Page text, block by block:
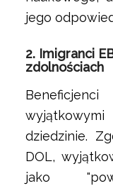
jego
2. Imigranci
zdolnościach
dziedzinie.
DOL,
jako